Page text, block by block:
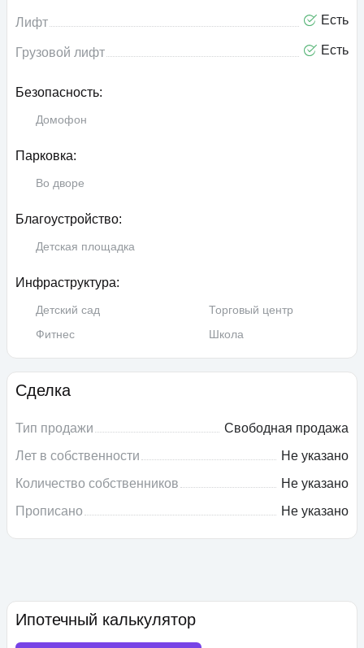
Лифт Есть
Грузовой лифт Есть
Безопасность:
Домофон
Парковка:
Во дворе
Благоустройство:
Детская площадка
Инфраструктура:
Детский сад
Торговый центр
Фитнес
Школа
Сделка
Тип продажи
Свободная продажа
Лет в собственности
Не указано
Количество собственников
Не указано
Прописано
Не указано
Ипотечный калькулятор